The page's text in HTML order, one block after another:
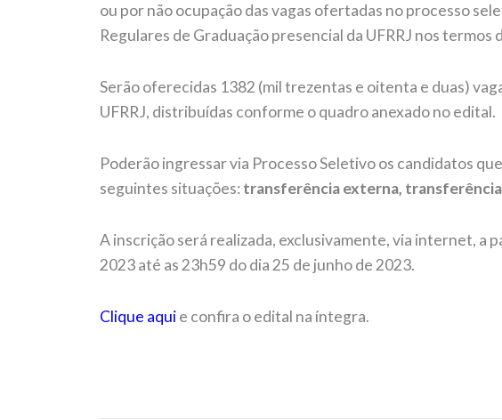
ou por não ocupação das vagas ofertadas no processo
Regulares de Graduação presencial da UFRRJ nos
Serão oferecidas 1382 (mil trezentas e oitenta e duas)
UFRRJ, distribuídas conforme o quadro anexado no edital.
Poderão ingressar via Processo Seletivo os candidatos
seguintes situações: transferência externa,
A inscrição será realizada, exclusivamente, via internet, a
2023 até as 23h59 do dia 25 de junho de 2023.
Clique aquie confira o edital na íntegra.